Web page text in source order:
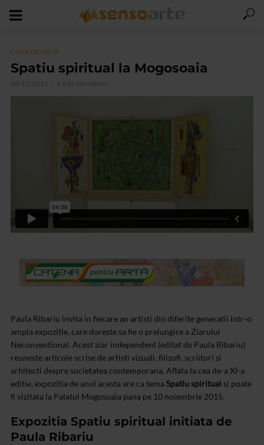
CLIPA DE ARTA
Spatiu spiritual la Mogosoaia
04/11/2015 4.636 vizualizari
Paula Ribariu invita in fiecare an artisti din diferite generatii intr-o
ampla expozitie, care doreste sa fie o prelungire a Ziarului
Neconventional. Acest ziar independent (editat de Paula Ribariu)
reuneste articole scrise de artisti vizuali, filizofi, scriitori si
arhitecti despre societatea contemporana. Aflata la cea de-a XI-a
editie, expozitia de anul acesta are ca tema Spatiu spiritual si poate
fi vizitata la Palatul Mogosoaia pana pe 10 noiembrie 2015.
Expozitia Spatiu spiritual initiata de
Paula Ribariu